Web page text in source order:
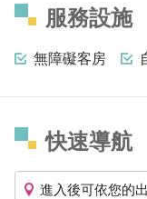
服務設施
無障礙客房
快速導航
進入後可依您的